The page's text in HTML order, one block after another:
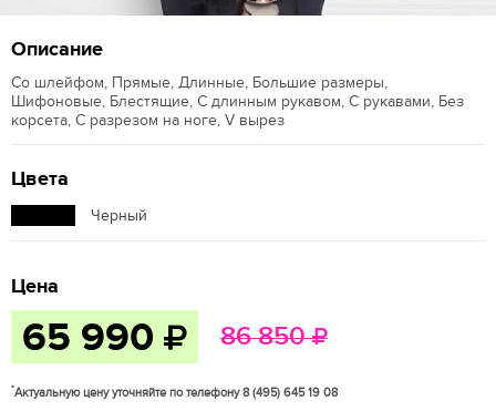
Описание
Со шлейфом, Прямые, Длинные, Большие размеры,
Шифоновые, Блестящие, С длинным рукавом, С рукавами, Без
корсета, С разрезом на ноге, V вырез
Цвета
Черный
Цена
65 990 86 850
*Актуальную цену уточняйте по телефону 8 (495) 645 19 08